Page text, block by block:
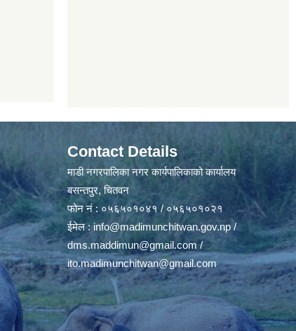
Contact Details
माडी नगरपालिका नगर कार्यपालिकाको कार्यालय
बसन्तपुर, चितवन
फोन नं : ०५६५०१०४१ / ०५६५०१०२१
ईमेल :info@madimunchitwan.gov.np /
dms.maddimun@gmail.com/
ito.madimunchitwan@gmail.com